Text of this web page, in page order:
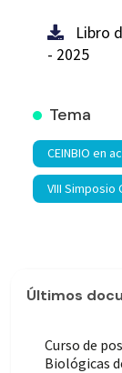
Libro
- 2025
Tema
CEINBIO en
VIII Simposio
Últimos
Curso de
Biológicas